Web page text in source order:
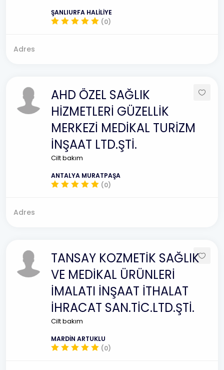
ŞANLIURFA HALİLİYE
(0)
Adres
AHD ÖZEL SAĞLIK
HİZMETLERİ GÜZELLİK
MERKEZİ MEDİKAL TURİZM
İNŞAAT LTD.ŞTİ.
Cilt bakım
ANTALYA MURATPAŞA
(0)
Adres
TANSAY KOZMETİK SAĞLIK
VE MEDİKAL ÜRÜNLERİ
İMALATI İNŞAAT İTHALAT
İHRACAT SAN.TİC.LTD.ŞTİ.
Cilt bakım
MARDİN ARTUKLU
(0)